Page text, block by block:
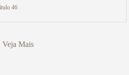
46
Veja Mais